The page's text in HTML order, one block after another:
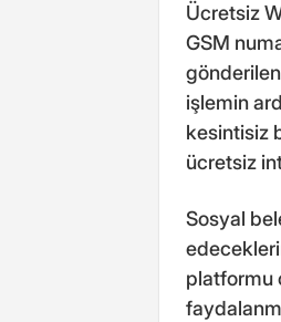
Ücretsiz
GSM
işlemin
kesintisiz
ücretsiz
Sosyal
platformu